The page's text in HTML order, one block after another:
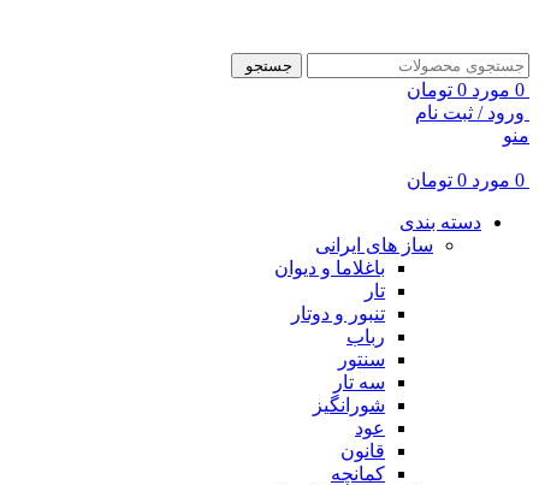
جستجو
0 مورد 0 تومان
ورود / ثبت نام
منو
0 مورد 0 تومان
دسته بندی
ساز های ایرانی
باغلاما و دیوان
تار
تنبور و دوتار
رباب
سنتور
سه تار
شورانگیز
عود
قانون
کمانچه